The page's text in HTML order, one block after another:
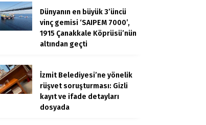
Dünyanın en büyük 3’üncü
vinç gemisi ‘SAIPEM 7000’,
1915 Çanakkale Köprüsü’nün
altından geçti
İzmit Belediyesi’ne yönelik
rüşvet soruşturması: Gizli
kayıt ve ifade detayları
dosyada